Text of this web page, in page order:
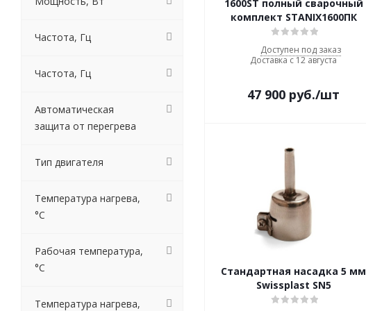
1600ST полный сварочный
комплект STANIX1600ПК
Доступен под заказ
Доставка с 12 августа
47 900 руб./шт
Стандартная насадка 5 мм
Swissplast SN5
Частота, Гц
Частота, Гц
Автоматическая
защита от перегрева
Тип двигателя
Температура нагрева,
°С
Рабочая температура,
°С
Температура нагрева,